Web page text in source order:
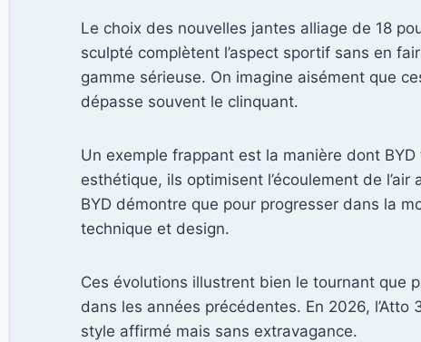
Le choix des nouvelles jantes alliage de 18
sculpté complètent l’aspect sportif sans en
gamme sérieuse. On imagine aisément que
dépasse souvent le clinquant.
Un exemple frappant est la manière dont
esthétique, ils optimisent l’écoulement de
BYD démontre que pour progresser dans la
technique et design.
Ces évolutions illustrent bien le tournant que
dans les années précédentes. En 2026,
style affirmé mais sans extravagance.